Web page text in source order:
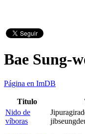
Bae Sung-
Página en ImDB
Titulo
Nido de
víboras